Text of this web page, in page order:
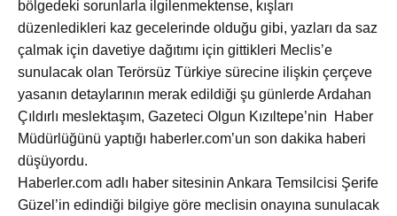
bölgedeki sorunlarla ilgilenmektense, kışları
düzenledikleri kaz gecelerinde olduğu gibi, yazları da saz
çalmak için davetiye dağıtımı için gittikleri Meclis’e
sunulacak olan Terörsüz Türkiye sürecine ilişkin çerçeve
yasanın detaylarının merak edildiği şu günlerde Ardahan
Çıldırlı meslektaşım, Gazeteci Olgun Kızıltepe’nin Haber
Müdürlüğünü yaptığı haberler.com’un son dakika haberi
düşüyordu.
Haberler.com adlı haber sitesinin Ankara Temsilcisi Şerife
Güzel’in edindiği bilgiye göre meclisin onayına sunulacak